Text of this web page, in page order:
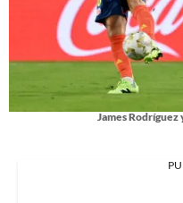
James Rodríguez